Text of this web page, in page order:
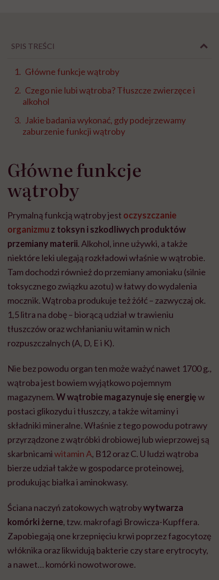
SPIS TREŚCI
Główne funkcje wątroby
Czego nie lubi wątroba? Tłuszcze zwierzęce i
alkohol
Jakie badania wykonać, gdy podejrzewamy
zaburzenie funkcji wątroby
Główne funkcje
wątroby
Prymalną funkcją wątroby jest oczyszczanie
organizmu z toksyn i szkodliwych produktów
przemiany materii. Alkohol, inne używki, a także
niektóre leki ulegają rozkładowi właśnie w wątrobie.
Tam dochodzi również do przemiany amoniaku (silnie
toksycznego związku azotu) w łatwy do wydalenia
mocznik. Wątroba produkuje też żółć – zazwyczaj ok.
1,5 litra na dobę – biorącą udział w trawieniu
tłuszczów oraz wchłanianiu witamin w nich
rozpuszczalnych (A, D, E i K).
Nie bez powodu organ ten może ważyć nawet 1700 g.,
wątroba jest bowiem wyjątkowo pojemnym
magazynem.W wątrobie magazynuje się energięw
postaci glikozydu i tłuszczy, a także witaminy i
składniki mineralne. Właśnie z tego powodu potrawy
przyrządzone z wątróbki drobiowej lub wieprzowej są
skarbnicamiwitamin A, B12 oraz C. U ludzi wątroba
bierze udział także w gospodarce proteinowej,
produkując białka i aminokwasy.
Ściana naczyń zatokowych wątrobywytwarza
komórki żerne, tzw. makrofagi Browicza-Kupffera.
Zapobiegają one krzepnięciu krwi poprzez fagocytozę
włóknika oraz likwidują bakterie czy stare erytrocyty,
a nawet… komórki nowotworowe.